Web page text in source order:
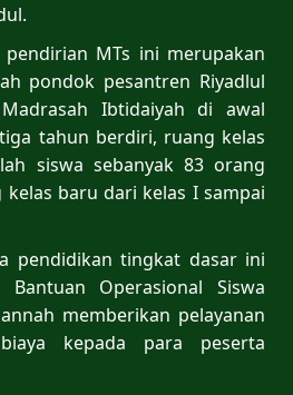
MTs ini merupakan
pondok pesantren Riyadlul
Ibtidaiyah di awal
tahun berdiri, ruang kelas
siswa sebanyak 83 orang
baru dari kelas I sampai
pendidikan tingkat dasar ini
Operasional Siswa
memberikan pelayanan
kepada para peserta